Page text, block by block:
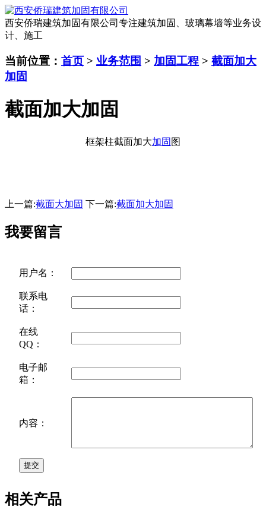
西安侨瑞建筑加固有限公司 专注建筑加固、玻璃幕墙等业务设
计、施工
当前位置： 首页 > 业务范围 > 加固工程 > 截面加大
加固
截面加大加固
框架柱截面加大加固 图
上一篇:截面大加固 下一篇:截面加大加固
我要留言
用户名：
联系电
话：
在线
QQ：
电子邮
箱：
内容：
相关产品